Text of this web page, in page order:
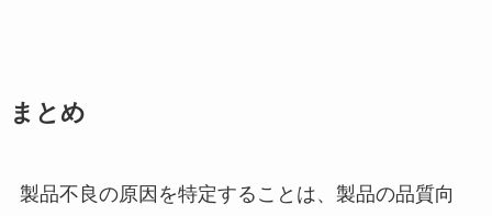
まとめ
製品不良の原因を特定することは、製品の品質向